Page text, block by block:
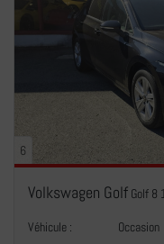
6
Volkswagen Golf Golf 8
Véhicule :
Occasion